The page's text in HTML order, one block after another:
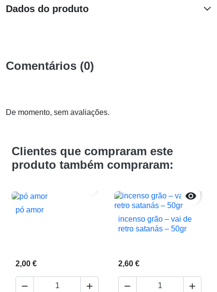
Dados do produto
Comentários (0)
De momento, sem avaliações.
Clientes que compraram este
produto também compraram:
pó amor
2,00 €
 

incenso grão – vai de
retro satanás – 50gr
2,60 €
 